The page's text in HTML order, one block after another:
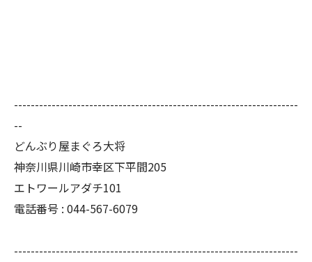
--------------------------------------------------------------------
--
どんぶり屋まぐろ大将
神奈川県川崎市幸区下平間205
エトワールアダチ101
電話番号 : 044-567-6079
--------------------------------------------------------------------